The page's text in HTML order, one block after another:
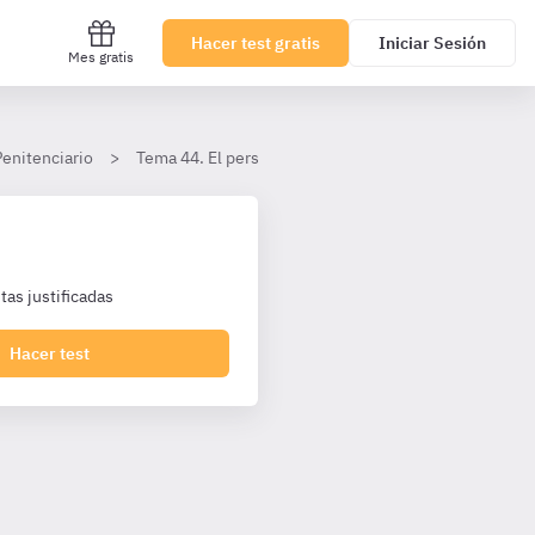
Mes gratis
Hacer test gratis Iniciar Sesión
Tema 44. El personal de Instituciones Penitenciarias
justificadas
Hacer test